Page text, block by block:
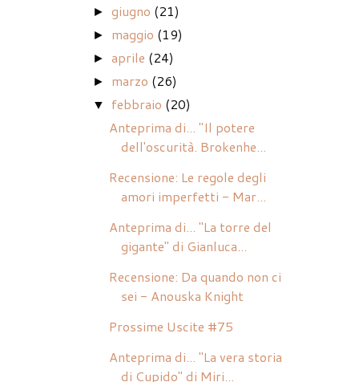
►giugno (21)
► maggio (19)
►aprile (24)
► marzo (26)
▼ febbraio (20)
Anteprima di... "Il potere
dell'oscurità. Brokenhe...
Recensione: Le regole degli
amori imperfetti - Mar...
Anteprima di... "La torre del
gigante" di Gianluca...
Recensione: Da quando non ci
sei - Anouska Knight
Prossime Uscite #75
Anteprima di... "La vera storia
di Cupido" di Miri...